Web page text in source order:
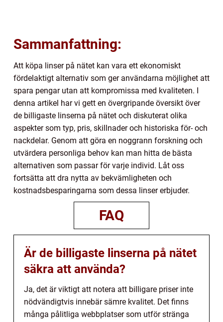
Sammanfattning:
Att köpa linser på nätet kan vara ett ekonomiskt
fördelaktigt alternativ som ger användarna möjlighet att
spara pengar utan att kompromissa med kvaliteten. I
denna artikel har vi gett en övergripande översikt över
de billigaste linserna på nätet och diskuterat olika
aspekter som typ, pris, skillnader och historiska för- och
nackdelar. Genom att göra en noggrann forskning och
utvärdera personliga behov kan man hitta de bästa
alternativen som passar för varje individ. Låt oss
fortsätta att dra nytta av bekvämligheten och
kostnadsbesparingarna som dessa linser erbjuder.
FAQ
Är de billigaste linserna på nätet
säkra att använda?
Ja, det är viktigt att notera att billigare priser inte
nödvändigtvis innebär sämre kvalitet. Det finns
många pålitliga webbplatser som utför stränga